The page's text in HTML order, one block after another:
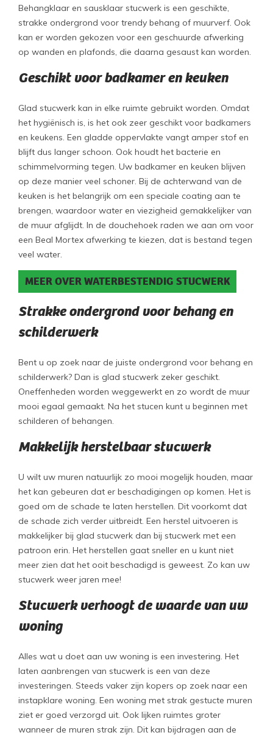
Behangklaar en sausklaar stucwerk is een geschikte,
strakke ondergrond voor trendy behang of muurverf. Ook
kan er worden gekozen voor een geschuurde afwerking
op wanden en plafonds, die daarna gesaust kan worden.
Geschikt voor badkamer en keuken
Glad stucwerk kan in elke ruimte gebruikt worden. Omdat
het hygiënisch is, is het ook zeer geschikt voor badkamers
en keukens. Een gladde oppervlakte vangt amper stof en
blijft dus langer schoon. Ook houdt het bacterie en
schimmelvorming tegen. Uw badkamer en keuken blijven
op deze manier veel schoner. Bij de achterwand van de
keuken is het belangrijk om een speciale coating aan te
brengen, waardoor water en viezigheid gemakkelijker van
de muur afglijdt. In de douchehoek raden we aan om voor
een Beal Mortex afwerking te kiezen, dat is bestand tegen
veel water.
MEER OVER WATERBESTENDIG STUCWERK
Strakke ondergrond voor behang en
schilderwerk
Bent u op zoek naar de juiste ondergrond voor behang en
schilderwerk? Dan is glad stucwerk zeker geschikt.
Oneffenheden worden weggewerkt en zo wordt de muur
mooi egaal gemaakt. Na het stucen kunt u beginnen met
schilderen of behangen.
Makkelijk herstelbaar stucwerk
U wilt uw muren natuurlijk zo mooi mogelijk houden, maar
het kan gebeuren dat er beschadigingen op komen. Het is
goed om de schade te laten herstellen. Dit voorkomt dat
de schade zich verder uitbreidt. Een herstel uitvoeren is
makkelijker bij glad stucwerk dan bij stucwerk met een
patroon erin. Het herstellen gaat sneller en u kunt niet
meer zien dat het ooit beschadigd is geweest. Zo kan uw
stucwerk weer jaren mee!
Stucwerk verhoogt de waarde van uw
woning
Alles wat u doet aan uw woning is een investering. Het
laten aanbrengen van stucwerk is een van deze
investeringen. Steeds vaker zijn kopers op zoek naar een
instapklare woning. Een woning met strak gestucte muren
ziet er goed verzorgd uit. Ook lijken ruimtes groter
wanneer de muren strak zijn. Dit kan bijdragen aan de